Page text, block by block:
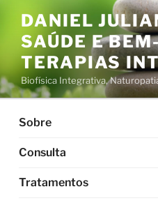
conteúdo
DANIEL
SAÚDE E
TERAPIAS
Biofísica Integrativa,
Sobre
Consulta
Tratamentos